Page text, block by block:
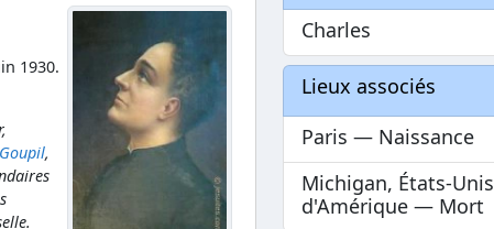
1930.
,
Charles
Lieux associés
Paris — Naissance
Michigan, États-Unis
d'Amérique — Mort